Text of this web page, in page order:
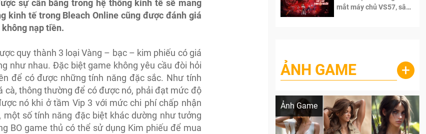
sự cân bằng trong hệ thống kinh tế sẽ mang
kinh tế trong Bleach Online cũng được đánh giá
nạp tiền.
quy thành 3 loại Vàng – bạc – kim phiếu có giá
như nhau. Đặc biệt game không yêu cầu đòi hỏi
để có được những tính năng đặc sắc. Như tính
cà, thông thường để có được nó, phải đạt mức độ
nó khi ở tầm Vip 3 với mức chi phí chấp nhận
số tính năng đặc biệt khác dường như tưởng
BO game thủ có thể sử dụng Kim phiếu để mua
mắt máy chủ VS57, sân
ẢNH GAME +
Ảnh Game
Lala Croft vừa nóng vừa xinh dưới nét vẽ